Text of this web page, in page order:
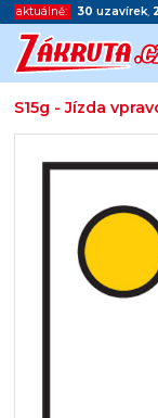
aktuálně: 30 uzavírek,
S15g - Jízda